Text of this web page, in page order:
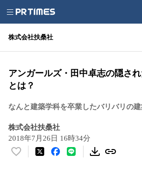
株式会社扶桑社
アンガールズ・田中卓志の隠さ
とは？
なんと建築学科を卒業したバリバリの建
株式会社扶桑社
2018年7月26日 16時34分
い